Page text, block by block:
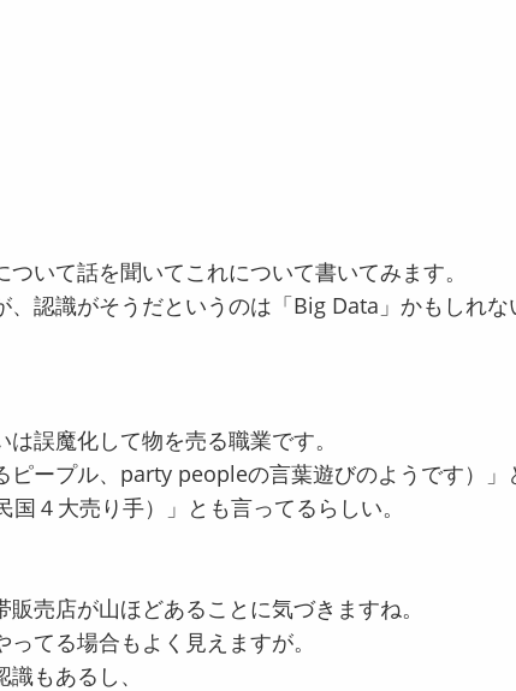
いて話を聞いてこれについて書いてみます。
、認識がそうだというのは「Big Data」かもしれな
誤魔化して物を売る職業です。
ピープル、party peopleの言葉遊びのようです）」
国４大売り手）」とも言ってるらしい。
売店が山ほどあることに気づきますね。
てる場合もよく見えますが。
もあるし、